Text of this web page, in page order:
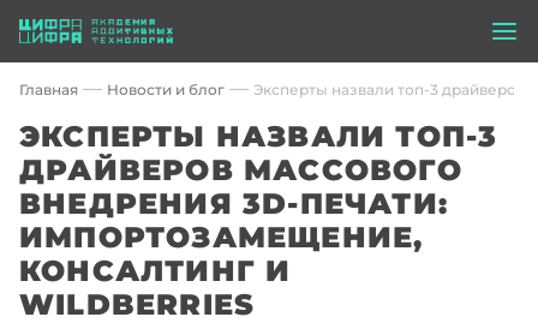
Главная Новости и блог Эксперты назвали топ-3 драйверов
ЭКСПЕРТЫ НАЗВАЛИ ТОП-3
ДРАЙВЕРОВ МАССОВОГО
ВНЕДРЕНИЯ 3D-ПЕЧАТИ:
ИМПОРТОЗАМЕЩЕНИЕ,
КОНСАЛТИНГ И
WILDBERRIES